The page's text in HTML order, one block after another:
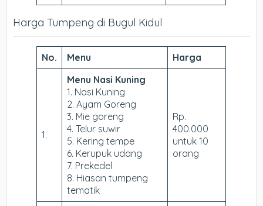
Harga Tumpeng di Bugul Kidul
No. Menu Harga
1.
Menu Nasi Kuning
1. Nasi Kuning
2. Ayam Goreng
3. Mie goreng
4. Telur suwir
5. Kering tempe
6. Kerupuk udang
7. Prekedel
8. Hiasan tumpeng
tematik
Rp.
400.000
untuk 10
orang